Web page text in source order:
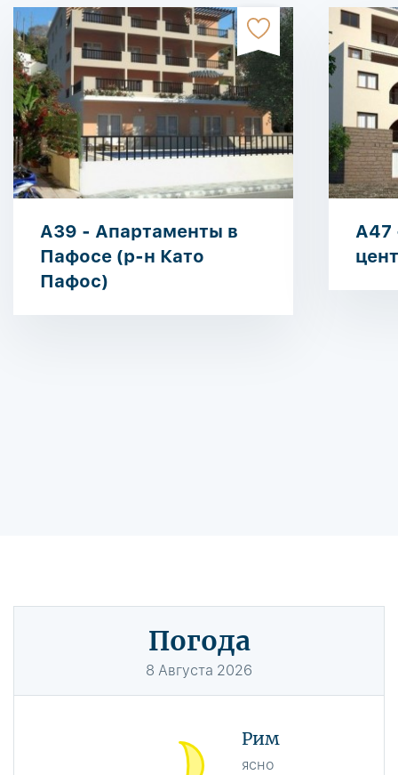
A39 - Апартаменты в
Пафосе (р-н Като
Пафос)
A47
Погода
8 Августа 2026
Рим
ясно